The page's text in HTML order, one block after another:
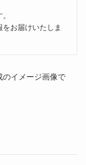
お届けいたしま
イメージ画像で